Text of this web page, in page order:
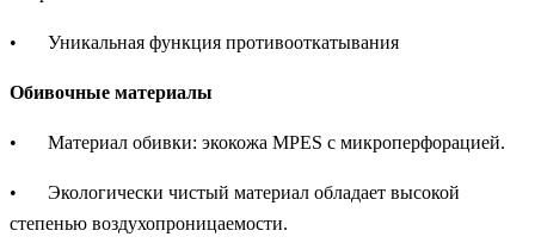
• Уникальная функция противооткатывания
Обивочные материалы
• Материал обивки: экокожа MPES с микроперфорацией.
•
Экологически чистый материал обладает высокой
степенью воздухопроницаемости.